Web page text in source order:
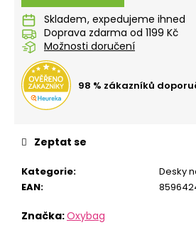
Skladem
Doprava zdarma od 1199 Kč
Možnosti doručení
98 % zákazníků
Kategorie:
Desky
EAN:
Značka:Oxybag
Zeptat se
u
č
e
m
STUDENTSKÝ
BATOH
OXY
FLOWERS